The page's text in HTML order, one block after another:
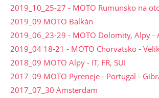
2019_10_25-27 - MOTO Rumunsko na
2019_09 MOTO Balkán
2019_06_23-29 - MOTO Dolomity, Alpy -
2019_04 18-21 - MOTO Chorvatsko -
2018_09 MOTO Alpy - IT, FR, SUI
2017_09 MOTO Pyreneje - Portugal -
2017_07_30 Amsterdam